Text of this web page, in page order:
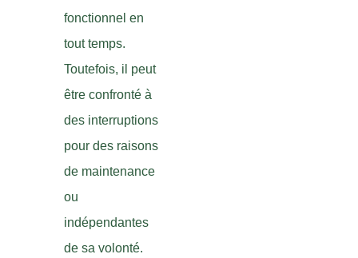
fonctionnel en
tout temps.
Toutefois, il peut
être confronté à
des interruptions
pour des raisons
de maintenance
ou
indépendantes
de sa volonté.